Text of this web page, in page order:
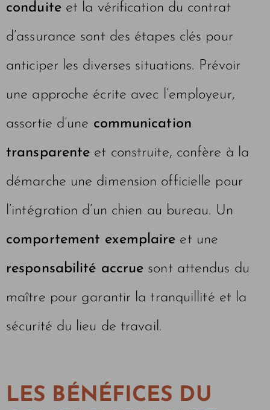
conduiteet la vérification du contrat
d’assurance sont des étapes clés pour
anticiper les diverses situations. Prévoir
une approche écrite avec l’employeur,
assortie d’une communication
transparente et construite, confère à la
démarche une dimension officielle pour
l’intégration d’un chien au bureau. Un
comportement exemplaire et une
responsabilité accrue sont attendus du
maître pour garantir la tranquillité et la
sécurité du lieu de travail.
LES BÉNÉFICES DU